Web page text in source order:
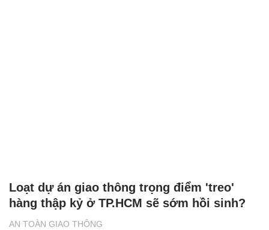
AN TOÀN GIAO THÔNG
Loạt dự án giao thông trọng điểm 'treo'
hàng thập kỷ ở TP.HCM sẽ sớm hồi sinh?